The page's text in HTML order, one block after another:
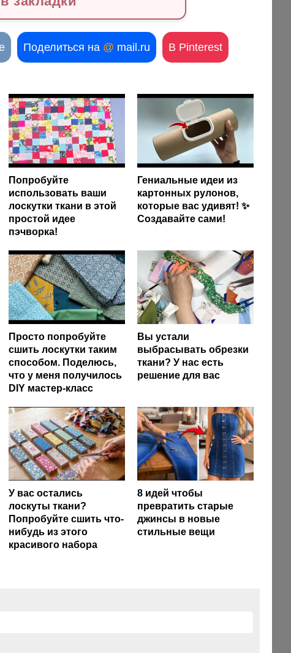
Поделиться на @ mail.ru В Pinterest
Попробуйте
использовать ваши
лоскутки ткани в этой
простой идее
пэчворка!
Гениальные идеи из
картонных рулонов,
которые вас удивят! ✨
Создавайте сами!
Просто попробуйте
сшить лоскутки таким
способом. Поделюсь,
что у меня получилось
DIY мастер-класс
Вы устали
выбрасывать обрезки
ткани? У нас есть
решение для вас
У вас остались
лоскуты ткани?
Попробуйте сшить что-
нибудь из этого
красивого набора
8 идей чтобы
превратить старые
джинсы в новые
стильные вещи